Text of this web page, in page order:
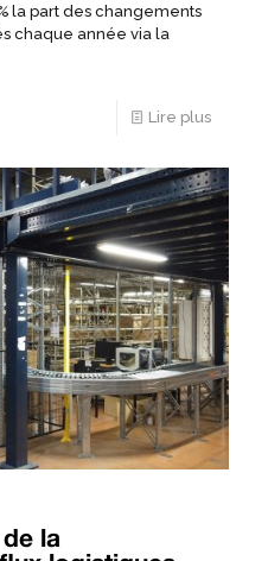
la part des changements
chaque année via la
Lire plus
la